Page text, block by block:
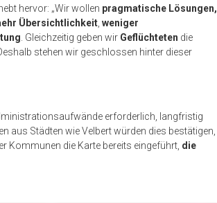
hebt hervor: „Wir wollen pragmatische Lösungen,
Übersichtlichkeit weniger
. Gleichzeitig geben wir Geflüchteten die
Deshalb stehen wir geschlossen hinter dieser
erforderlich, langfristig
aus Städten wie Velbert würden dies bestätigen,
Kommunen die Karte bereits eingeführt, die